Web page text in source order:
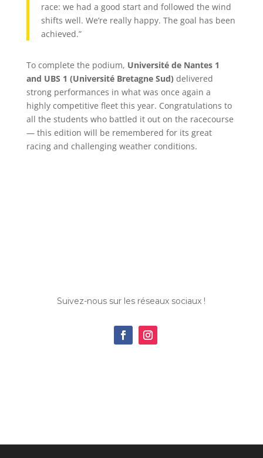
race: we had a good start and followed the wind
shifts well. We’re really happy. The goal has been
achieved.”
To complete the podium, Université de Nantes 1
and UBS 1 (Université Bretagne Sud) delivered
strong performances in what was once again a
highly competitive fleet this year. Congratulations to
all the students who battled it out on the racecourse
— this edition will be remembered for its great
racing and challenging weather conditions.
Suivez-nous sur les réseaux sociaux !